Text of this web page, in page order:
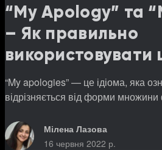
“My Apology” та
– Як правильно
використовувати
“My apologies” — це ідіома, яка
відрізняється від форми
Мілена Лазова
16 червня 2022 р.